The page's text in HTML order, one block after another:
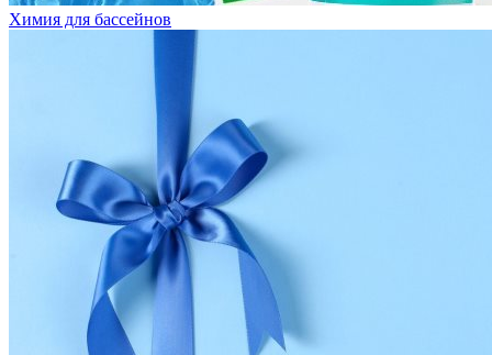
Химия для бассейнов